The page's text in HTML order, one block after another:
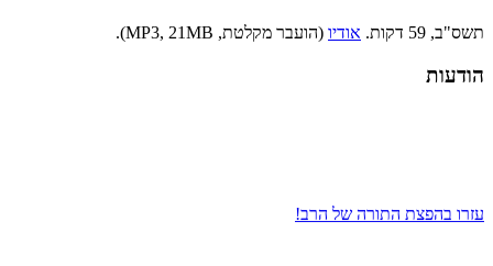
תשס"ב, 59 דקות. אודיו (הועבר מקלטת, MP3, 21MB).
הודעות
עזרו בהפצת התורה של הרב!